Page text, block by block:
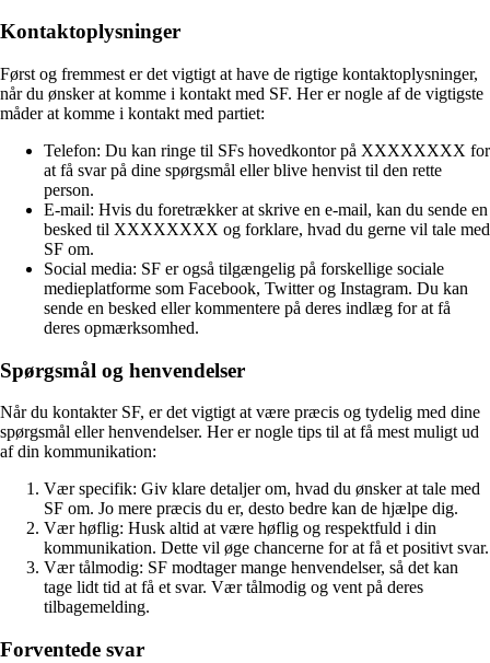
Kontaktoplysninger
Først og fremmest er det vigtigt at have de rigtige kontaktoplysninger,
når du ønsker at komme i kontakt med SF. Her er nogle af de vigtigste
måder at komme i kontakt med partiet:
Telefon: Du kan ringe til SFs hovedkontor på XXXXXXXX for
at få svar på dine spørgsmål eller blive henvist til den rette
person.
E-mail: Hvis du foretrækker at skrive en e-mail, kan du sende en
besked til XXXXXXXX og forklare, hvad du gerne vil tale med
SF om.
Social media: SF er også tilgængelig på forskellige sociale
medieplatforme som Facebook, Twitter og Instagram. Du kan
sende en besked eller kommentere på deres indlæg for at få
deres opmærksomhed.
Spørgsmål og henvendelser
Når du kontakter SF, er det vigtigt at være præcis og tydelig med dine
spørgsmål eller henvendelser. Her er nogle tips til at få mest muligt ud
af din kommunikation:
Vær specifik: Giv klare detaljer om, hvad du ønsker at tale med
SF om. Jo mere præcis du er, desto bedre kan de hjælpe dig.
Vær høflig: Husk altid at være høflig og respektfuld i din
kommunikation. Dette vil øge chancerne for at få et positivt svar.
Vær tålmodig: SF modtager mange henvendelser, så det kan
tage lidt tid at få et svar. Vær tålmodig og vent på deres
tilbagemelding.
Forventede svar